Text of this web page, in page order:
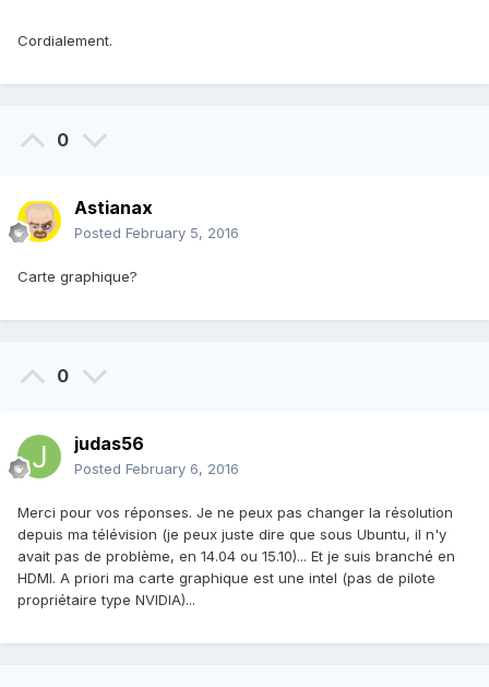
Cordialement.
0
Astianax
Posted February 5, 2016
Carte graphique?
0
judas56
Posted February 6, 2016
Merci pour vos réponses. Je ne peux pas changer la résolution
depuis ma télévision (je peux juste dire que sous Ubuntu, il n'y
avait pas de problème, en 14.04 ou 15.10)... Et je suis branché en
HDMI. A priori ma carte graphique est une intel (pas de pilote
propriétaire type NVIDIA)...